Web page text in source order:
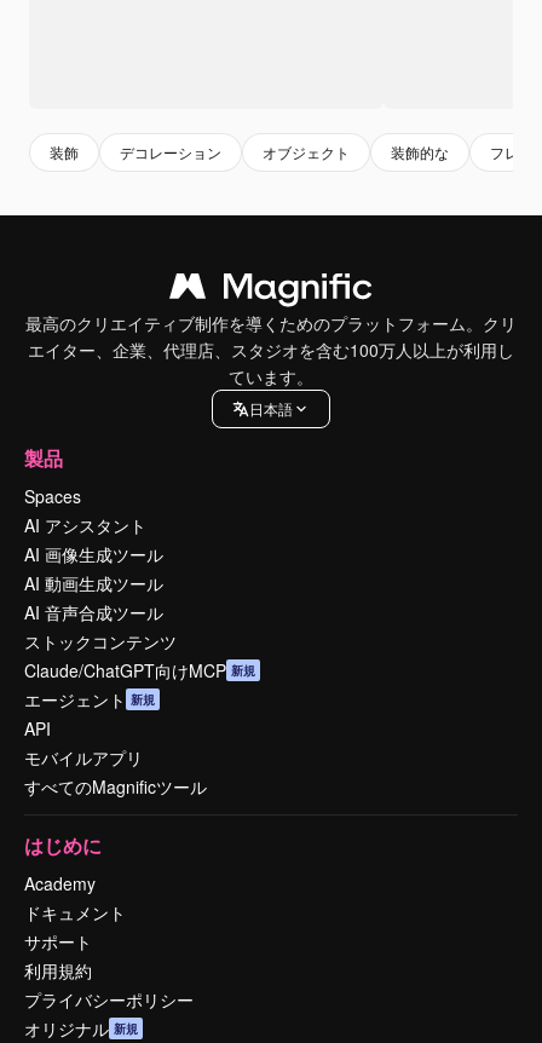
装飾 デコレーション オブジェクト 装飾的な フレー
最高のクリエイティブ制作を導くためのプラットフォーム。クリ
エイター、企業、代理店、スタジオを含む100万人以上が利用し
ています。
日本語
製品
Spaces
AI アシスタント
AI 画像生成ツール
AI 動画生成ツール
AI 音声合成ツール
ストックコンテンツ
Claude/ChatGPT向けMCP 新規
エージェント 新規
API
モバイルアプリ
すべてのMagnificツール
はじめに
Academy
ドキュメント
サポート
利用規約
プライバシーポリシー
オリジナル 新規